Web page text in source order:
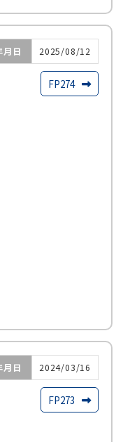
月日 2025/08/12
FP274
月日 2024/03/16
FP273